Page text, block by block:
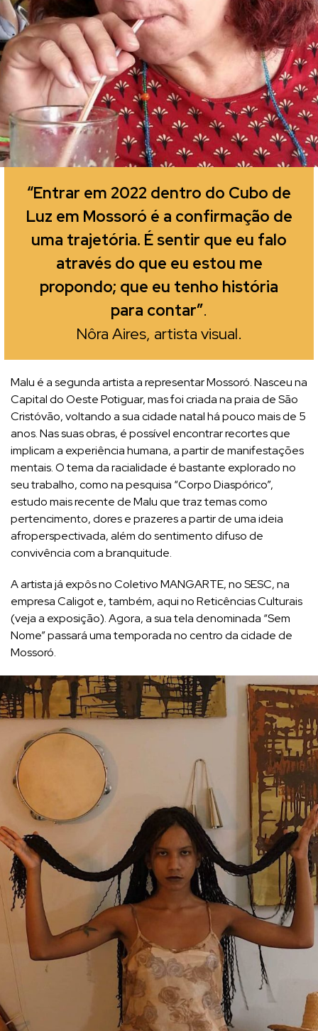
“Entrar em 2022 dentro do Cubo de
Luz em Mossoró é a confirmação de
uma trajetória. É sentir que eu falo
através do que eu estou me
propondo; que eu tenho história
para contar”.
Nôra Aires, artista visual.
Malu é a segunda artista a representar Mossoró. Nasceu na
Capital do Oeste Potiguar, mas foi criada na praia de São
Cristóvão, voltando a sua cidade natal há pouco mais de 5
anos. Nas suas obras, é possível encontrar recortes que
implicam a experiência humana, a partir de manifestações
mentais. O tema da racialidade é bastante explorado no
seu trabalho, como na pesquisa “Corpo Diaspórico”,
estudo mais recente de Malu que traz temas como
pertencimento, dores e prazeres a partir de uma ideia
afroperspectivada, além do sentimento difuso de
convivência com a branquitude.
A artista já expôs no Coletivo MANGARTE, no SESC, na
empresa Caligot e, também, aqui no Reticências Culturais
(veja a exposição). Agora, a sua tela denominada “Sem
Nome” passará uma temporada no centro da cidade de
Mossoró.